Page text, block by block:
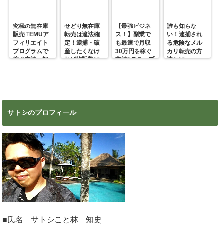
究極の無在庫
販売 TEMUア
フィリエイト
プログラムで
稼ぐ方法 初
せどり無在庫
転売は違法確
定！逮捕・破
産したくなけ
れば物販勢は
【最強ビジネ
ス！】副業で
も最速で月収
30万円を稼ぐ
方法5ステップ
誰も知らな
い！逮捕され
る危険なメル
カリ転売の方
法とは
サトシのプロフィール
■氏名 サトシこと林 知史